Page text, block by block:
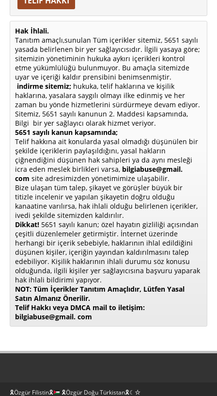
Hak İhlali.
Tanıtım amaçlı,sunulan Tüm içerikler sitemiz, 5651 sayılı
yasada belirlenen bir yer sağlayıcısıdır. İlgili yasaya göre;
sitemizin yönetiminin hukuka aykırı içerikleri kontrol
etme yükümlülüğü bulunmuyor. Bu amaçla sitemizde
uyar ve içeriği kaldır prensibini benimsenmiştir.
indirme sitemiz; hukuka, telif haklarına ve kişilik
haklarına, yasalara saygılı olmayı ilke edinmiş ve her
zaman bu yönde hizmetlerini sürdürmeye devam ediyor.
Sitemiz, 5651 sayılı kanunun 2. Maddesi kapsamında,
Bilgi bir yer sağlayıcı olarak hizmet veriyor.
5651 sayılı kanun kapsamında;
Telif hakkına ait konularda yasal olmadığı düşünülen bir
şekilde içeriklerin paylaşıldığını, yasal hakların
çiğnendiğini düşünen hak sahipleri ya da aynı mesleği
icra eden meslek birlikleri varsa, bilgiabuse@gmail.
com site adresimizden yönetimimize ulaşabilir.
Bize ulaşan tüm talep, şikayet ve görüşler büyük bir
titizle incelenir ve yapılan şikayetin doğru olduğu
kanaatine varılırsa, hak ihlali olduğu belirlenen içerikler,
ivedi şekilde sitemizden kaldırılır.
Dikkat! 5651 sayılı kanun; özel hayatın gizliliği açısından
çeşitli düzenlemeler getirmiştir. İnternet üzerinde
herhangi bir içerik sebebiyle, haklarının ihlal edildiğini
düşünen kişiler, içeriğin yayından kaldırılmasını talep
edebiliyor. Kişilik haklarının ihlali durumu söz konusu
olduğunda, ilgili kişiler yer sağlayıcısına başvuru yaparak
hak ihlali bildirimi yapıyor.
NOT: Tüm İçerikler Tanıtım Amaçlıdır, Lütfen Yasal
Satın Almanız Önerilir.
Telif Hakkı veya DMCA mail to iletişim:
bilgiabuse@gmail. com
🎗Özgür Filistin🎗 🎗Özgür Doğu Türkistan🎗☾☆